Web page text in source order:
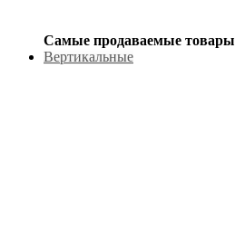
Самые продаваемые товары
Вертикальные